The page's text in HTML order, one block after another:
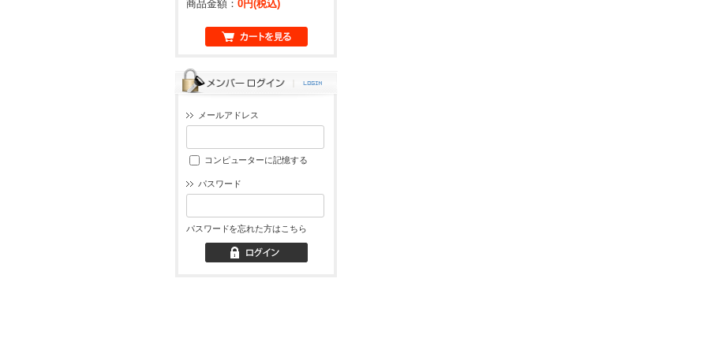
商品金額： 0円(税込)
メールアドレス
コンピューターに記憶する
パスワード
パスワードを忘れた方はこちら